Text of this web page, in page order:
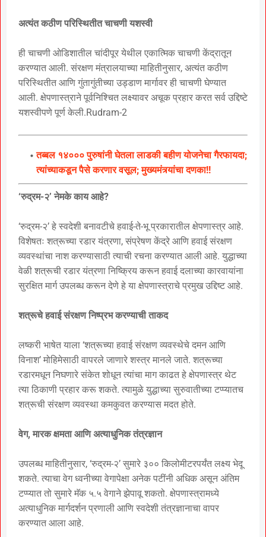
अत्यंत कठीण परिस्थितीत चाचणी यशस्वी
ही चाचणी ओडिशातील चांदीपूर येथील एकात्मिक चाचणी केंद्रातून
करण्यात आली. संरक्षण मंत्रालयाच्या माहितीनुसार, अत्यंत कठीण
परिस्थितीत आणि गुंतागुंतीच्या उड्डाण मार्गावर ही चाचणी घेण्यात
आली. क्षेपणास्त्राने पूर्वनिश्चित लक्ष्यावर अचूक प्रहार करत सर्व उद्दिष्टे
यशस्वीपणे पूर्ण केली.Rudram-2
तब्बल १४००० पुरुषांनी घेतला लाडकी बहीण योजनेचा गैरफायदा;
त्यांच्याकडून पैसे करणार वसूल; मुख्यमंत्र्यांचा दणका!!
‘रुद्रम-२’ नेमके काय आहे?
‘रुद्रम-२’ हे स्वदेशी बनावटीचे हवाई-ते-भू प्रकारातील क्षेपणास्त्र आहे.
विशेषतः शत्रूच्या रडार यंत्रणा, संप्रेषण केंद्रे आणि हवाई संरक्षण
व्यवस्थांचा नाश करण्यासाठी त्याची रचना करण्यात आली आहे. युद्धाच्या
वेळी शत्रूची रडार यंत्रणा निष्क्रिय करून हवाई दलाच्या कारवायांना
सुरक्षित मार्ग उपलब्ध करून देणे हे या क्षेपणास्त्राचे प्रमुख उद्दिष्ट आहे.
शत्रूचे हवाई संरक्षण निष्प्रभ करण्याची ताकद
लष्करी भाषेत याला ‘शत्रूच्या हवाई संरक्षण व्यवस्थेचे दमन आणि
विनाश’ मोहिमेसाठी वापरले जाणारे शस्त्र मानले जाते. शत्रूच्या
रडारमधून निघणारे संकेत शोधून त्यांचा माग काढत हे क्षेपणास्त्र थेट
त्या ठिकाणी प्रहार करू शकते. त्यामुळे युद्धाच्या सुरुवातीच्या टप्प्यातच
शत्रूची संरक्षण व्यवस्था कमकुवत करण्यास मदत होते.
वेग, मारक क्षमता आणि अत्याधुनिक तंत्रज्ञान
उपलब्ध माहितीनुसार, ‘रुद्रम-२’ सुमारे ३०० किलोमीटरपर्यंत लक्ष्य भेदू
शकते. त्याचा वेग ध्वनीच्या वेगापेक्षा अनेक पटींनी अधिक असून अंतिम
टप्प्यात तो सुमारे मॅक ५.५ वेगाने झेपावू शकतो. क्षेपणास्त्रामध्ये
अत्याधुनिक मार्गदर्शन प्रणाली आणि स्वदेशी तंत्रज्ञानाचा वापर
करण्यात आला आहे.